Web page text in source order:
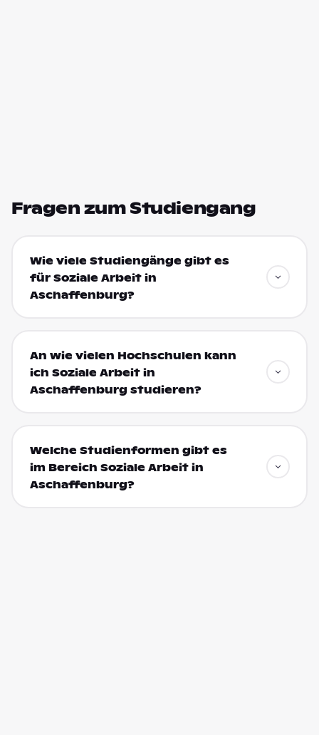
Fragen zum Studiengang
Wie viele Studiengänge gibt es
für Soziale Arbeit in
Aschaffenburg?
An wie vielen Hochschulen kann
ich Soziale Arbeit in
Aschaffenburg studieren?
Welche Studienformen gibt es
im Bereich Soziale Arbeit in
Aschaffenburg?